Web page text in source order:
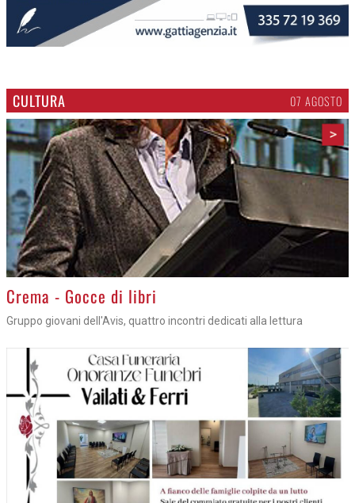
CULTURA 07 AGOSTO
>
Crema - Gocce di libri
Gruppo giovani dell'Avis, quattro incontri dedicati alla lettura